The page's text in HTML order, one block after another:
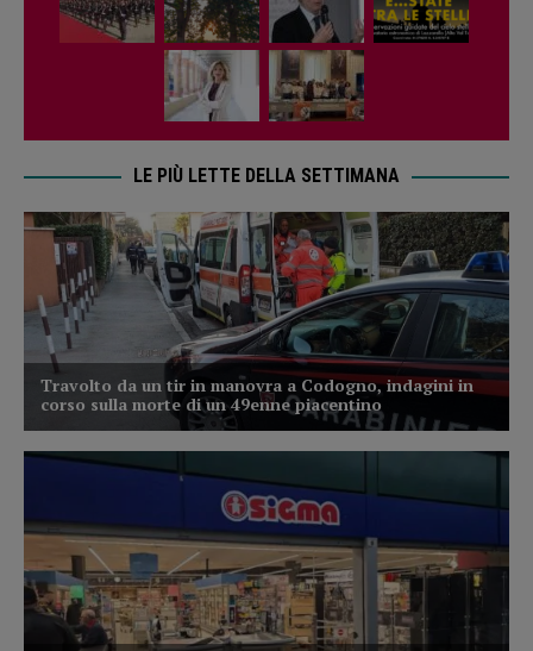
LE PIÙ LETTE DELLA SETTIMANA